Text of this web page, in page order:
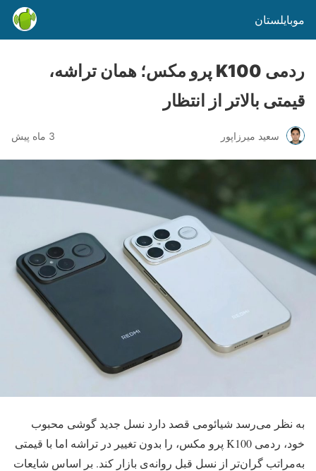
موبایلستان
ردمی K100 پرو مکس؛ همان تراشه،
قیمتی بالاتر از انتظار
سعید میرزاپور 3 ماه پیش
به نظر می‌رسد شیائومی قصد دارد نسل جدید گوشی محبوب
خود، ردمی K100 پرو مکس، را بدون تغییر در تراشه اما با قیمتی
به‌مراتب گران‌تر از نسل قبل روانه‌ی بازار کند. بر اساس شایعات